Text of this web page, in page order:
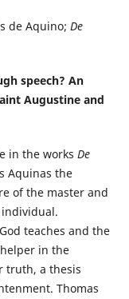
de Aquino; De
speech? An
Augustine and
in the works De
Aquinas the
of the master and
teaches and the
in the
truth, a thesis
Thomas